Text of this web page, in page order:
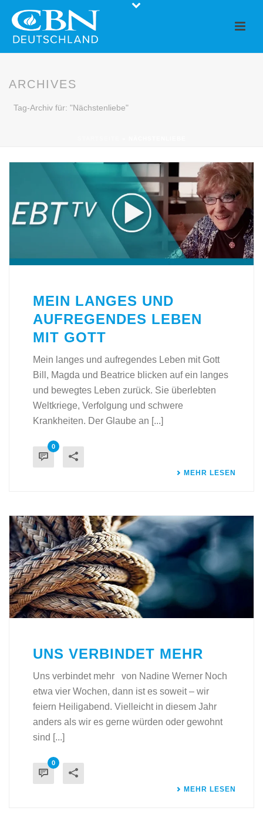
ARCHIVES
Tag-Archiv für: "Nächstenliebe"
MEIN LANGES UND
AUFREGENDES LEBEN
MIT GOTT
Mein langes und aufregendes Leben mit Gott
Bill, Magda und Beatrice blicken auf ein langes
und bewegtes Leben zurück. Sie überlebten
Weltkriege, Verfolgung und schwere
Krankheiten. Der Glaube an [...]
0
MEHR LESEN
UNS VERBINDET MEHR
Uns verbindet mehr von Nadine Werner Noch
etwa vier Wochen, dann ist es soweit – wir
feiern Heiligabend. Vielleicht in diesem Jahr
anders als wir es gerne würden oder gewohnt
sind [...]
0
MEHR LESEN